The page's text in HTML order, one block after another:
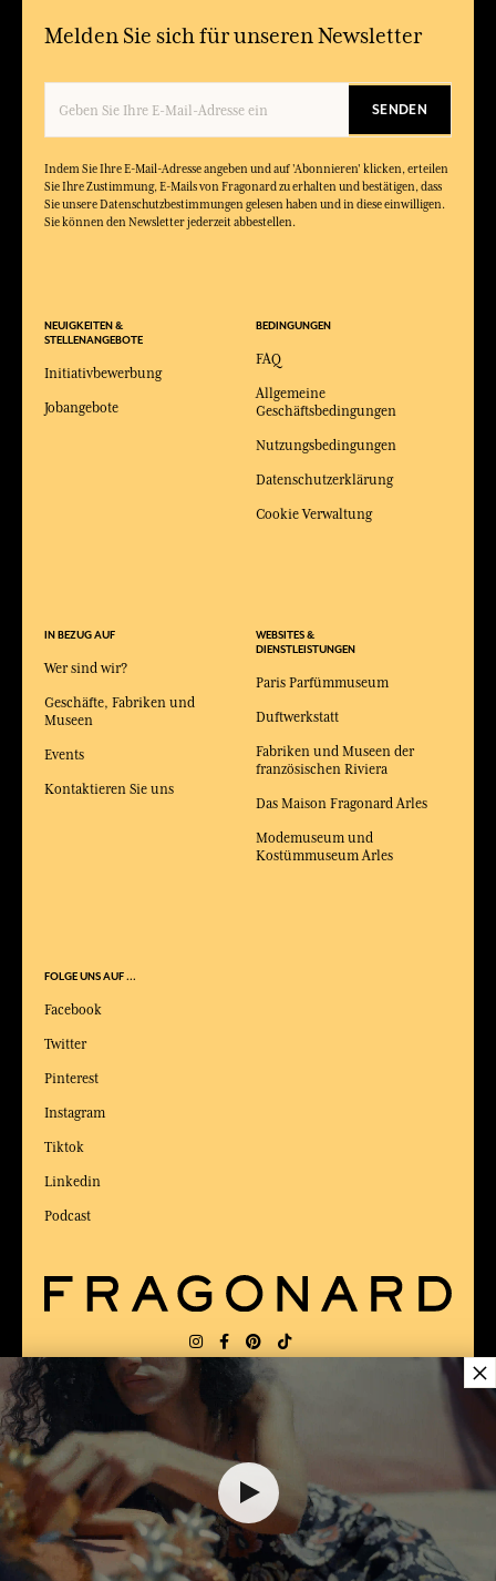
$ 70.00
Melden Sie sich für unseren Newsletter
SENDEN
Indem Sie Ihre E-Mail-Adresse angeben und auf 'Abonnieren' klicken, erteilen
Sie Ihre Zustimmung, E-Mails von Fragonard zu erhalten und bestätigen, dass
Sie unsere Datenschutzbestimmungen gelesen haben und in diese einwilligen.
Sie können den Newsletter jederzeit abbestellen.
BEDINGUNGEN
FAQ
Allgemeine
Geschäftsbedingungen
Nutzungsbedingungen
Datenschutzerklärung
Cookie Verwaltung
WEBSITES &
DIENSTLEISTUNGEN
Paris Parfümmuseum
Duftwerkstatt
Fabriken und Museen der
französischen Riviera
Das Maison Fragonard Arles
Modemuseum und
Kostümmuseum Arles
IN BEZUG AUF
Wer sind wir?
Geschäfte, Fabriken und
Museen
Events
Kontaktieren Sie uns
FOLGE UNS AUF ...
Facebook
Twitter
Pinterest
Instagram
Tiktok
Linkedin
Podcast
NEUIGKEITEN &
STELLENANGEBOTE
Initiativbewerbung
Jobangebote
LIEFERUNG: US
ZUM BESTEN ONLINE-COMMERCE-SITE
2025 vom Magazin Capital gewählt
×